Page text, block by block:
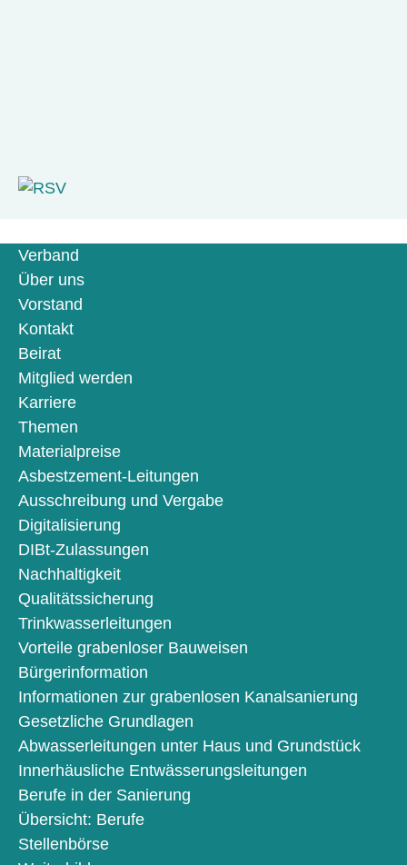
Verband
Über uns
Vorstand
Kontakt
Beirat
Mitglied werden
Karriere
Themen
Materialpreise
Asbestzement-Leitungen
Ausschreibung und Vergabe
Digitalisierung
DIBt-Zulassungen
Nachhaltigkeit
Qualitätssicherung
Trinkwasserleitungen
Vorteile grabenloser Bauweisen
Bürgerinformation
Informationen zur grabenlosen Kanalsanierung
Gesetzliche Grundlagen
Abwasserleitungen unter Haus und Grundstück
Innerhäusliche Entwässerungsleitungen
Berufe in der Sanierung
Übersicht: Berufe
Stellenbörse